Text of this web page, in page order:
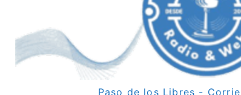
Paso de los Libres -